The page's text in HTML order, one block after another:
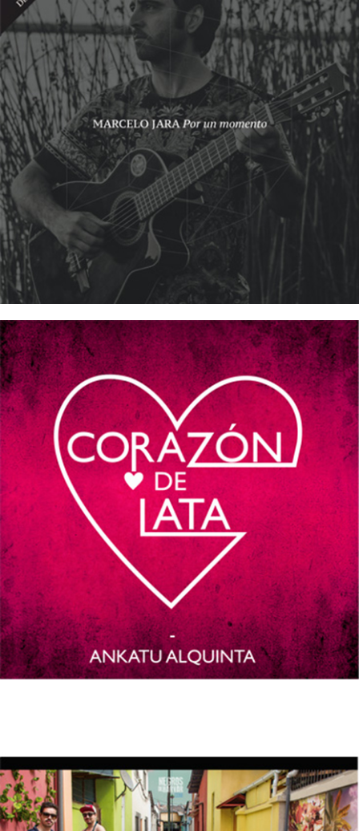
12/10/2016
MARCELO JARA – Por un momento
12/10/2016
ANKATU ALQUINTA – Corazón de lata